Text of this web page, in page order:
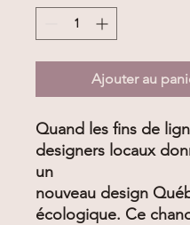
Ajouter au
Quand les fins de
designers locaux
un
nouveau design
écologique. Ce